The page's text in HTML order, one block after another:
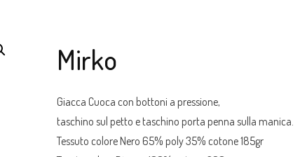
Mirko
Giacca Cuoca con bottoni a pressione,
taschino sul petto e taschino porta penna sulla manica.
Tessuto colore Nero 65% poly 35% cotone 185gr